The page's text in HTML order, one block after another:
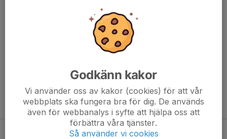
Tidigare nyheter
Höstsäsongen drar igång!
Godkänn kakor
Vi använder oss av kakor (cookies) för att vår
webbplats ska fungera bra för dig. De används
även för webbanalys i syfte att hjälpa oss att
förbättra våra tjänster.
Så använder vi cookies